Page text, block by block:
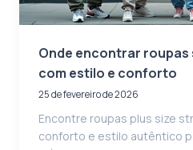
Onde encontrar
com estilo e conforto
25 de fevereiro de 2026
Encontre roupas plus size
conforto e estilo autêntico